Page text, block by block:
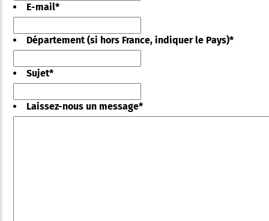
E-mail*
Département (si hors France, indiquer le Pays)*
Sujet*
Laissez-nous un message*